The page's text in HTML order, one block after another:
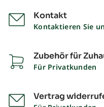
Kontakt
Kontaktieren Sie
Zubehör für
Für Privatkunden
Vertrag